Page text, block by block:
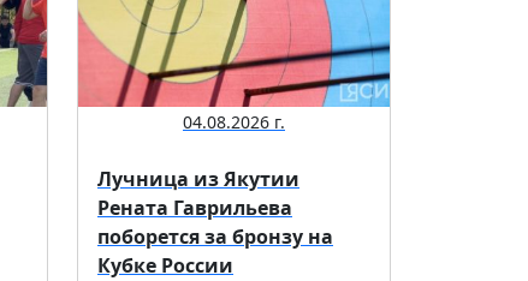
04.08.2026 г.
Лучница из Якутии
Рената Гаврильева
поборется за бронзу на
Кубке России